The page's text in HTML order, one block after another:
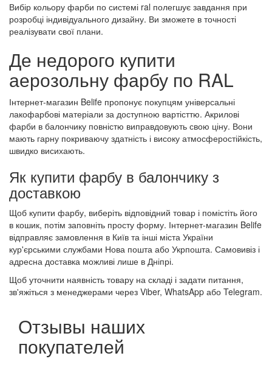
Вибір кольору фарби по системі ral полегшує завдання при
розробці індивідуального дизайну. Ви зможете в точності
реалізувати свої плани.
Де недорого купити
аерозольну фарбу по RAL
Інтернет-магазин Belife пропонує покупцям універсальні
лакофарбові матеріали за доступною вартісттю. Акрилові
фарби в балончику повністю виправдовують свою ціну. Вони
мають гарну покриваючу здатність і високу атмосферостійкість,
швидко висихають.
Як купити фарбу в балончику з
доставкою
Щоб купити фарбу, виберіть відповідний товар і помістіть його
в кошик, потім заповніть просту форму. Інтернет-магазин Belife
відправляє замовлення в Київ та інші міста України
кур'єрськими службами Нова пошта або Укрпошта. Самовивіз і
адресна доставка можливі лише в Дніпрі.
Щоб уточнити наявність товару на складі і задати питання,
зв'яжіться з менеджерами через Viber, WhatsApp або Telegram.
Отзывы наших
покупателей